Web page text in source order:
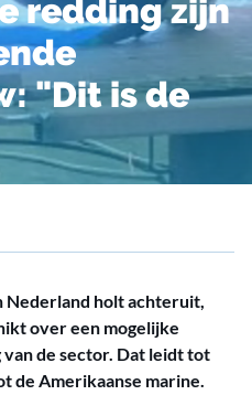
redding zijn
"Dit is de
Nederland holt achteruit,
over een mogelijke
de sector. Dat leidt tot
de Amerikaanse marine.